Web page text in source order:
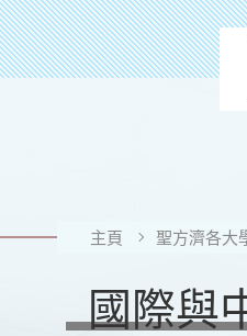
主頁 聖方濟各大
國際與